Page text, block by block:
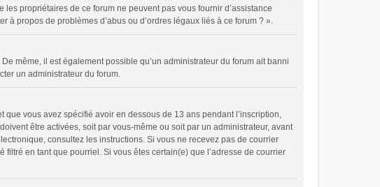
propriétaires de ce forum ne peuvent pas vous fournir d’assistance
à propos de problèmes d’abus ou d’ordres légaux liés à ce forum ? ».
même, il est également possible qu’un administrateur du forum ait banni
un administrateur du forum.
que vous avez spécifié avoir en dessous de 13 ans pendant l’inscription,
être activées, soit par vous-même ou soit par un administrateur, avant
consultez les instructions. Si vous ne recevez pas de courrier
en tant que pourriel. Si vous êtes certain(e) que l’adresse de courrier